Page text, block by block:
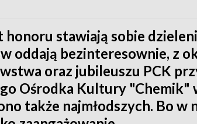
honoru stawiają sobie
oddają bezinteresownie, z
oraz jubileuszu PCK
Ośrodka Kultury "Chemik"
także najmłodszych. Bo w